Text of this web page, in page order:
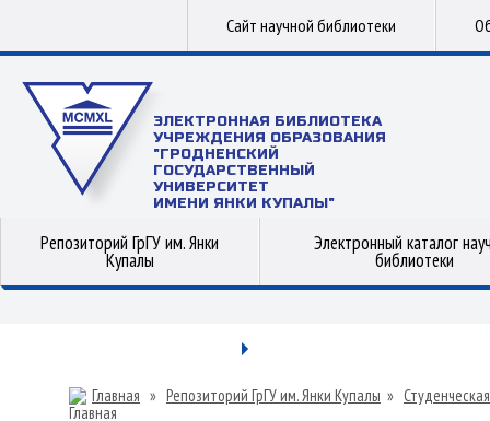
Сайт научной библиотеки
ЭЛЕКТРОННАЯ БИБЛИОТЕКА
УЧРЕЖДЕНИЯ ОБРАЗОВАНИЯ
"ГРОДНЕНСКИЙ
ГОСУДАРСТВЕННЫЙ
УНИВЕРСИТЕТ
ИМЕНИ ЯНКИ КУПАЛЫ"
Репозиторий ГрГУ им. Янки
Купалы
Электронный каталог
библиотеки
Главная » Репозиторий ГрГУ им. Янки Купалы »